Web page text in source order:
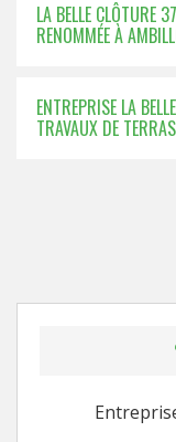
LA BELLE CLÔTURE
RENOMMÉE À
ENTREPRISE LA
TRAVAUX DE